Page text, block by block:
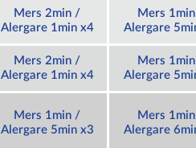
Mers 2min /
Alergare 1min x4
Mers
Alergare
Mers 2min /
Alergare 1min x4
Mers
Alergare
Mers 1min /
Alergare 5min x3
Mers
Alergare